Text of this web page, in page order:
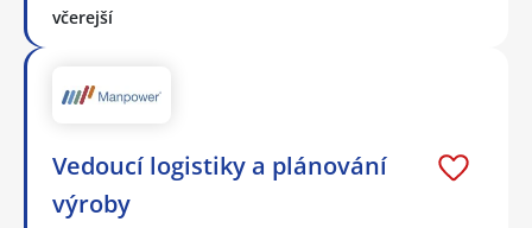
včerejší
Vedoucí logistiky a plánování
výroby